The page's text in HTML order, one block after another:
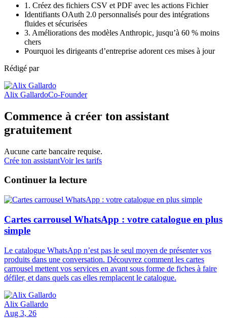
1. Créez des fichiers CSV et PDF avec les actions Fichier
Identifiants OAuth 2.0 personnalisés pour des intégrations
fluides et sécurisées
3. Améliorations des modèles Anthropic, jusqu’à 60 % moins
chers
Pourquoi les dirigeants d’entreprise adorent ces mises à jour
Rédigé par
Alix GallardoCo-Founder
Commence à créer ton assistant
gratuitement
Aucune carte bancaire requise.
Crée ton assistantVoir les tarifs
Continuer la lecture
Cartes carrousel WhatsApp : votre catalogue en plus
simple
Le catalogue WhatsApp n’est pas le seul moyen de présenter vos
produits dans une conversation. Découvrez comment les cartes
carrousel mettent vos services en avant sous forme de fiches à faire
défiler, et dans quels cas elles remplacent le catalogue.
Alix Gallardo
Aug 3, 26